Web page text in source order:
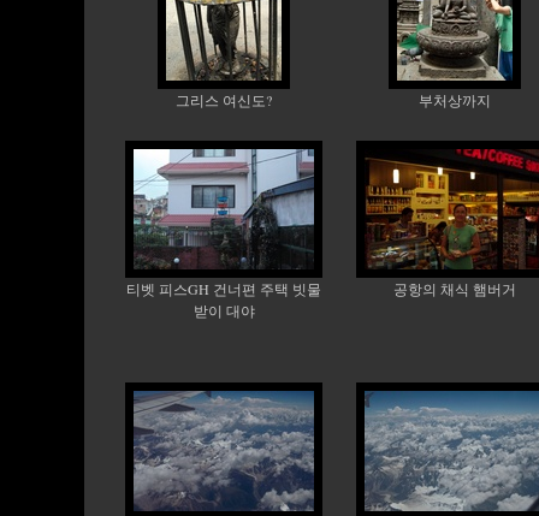
그리스 여신도? 부처상까지
티벳 피스GH 건너편 주택 빗물
받이 대야
공항의 채식 햄버거